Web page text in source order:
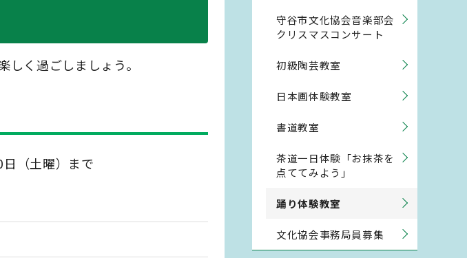
く過ごしましょう。
（土曜）まで
守谷市文化協会音楽部会
クリスマスコンサート
初級陶芸教室
日本画体験教室
書道教室
茶道一日体験「お抹茶を
点ててみよう」
踊り体験教室
文化協会事務局員募集